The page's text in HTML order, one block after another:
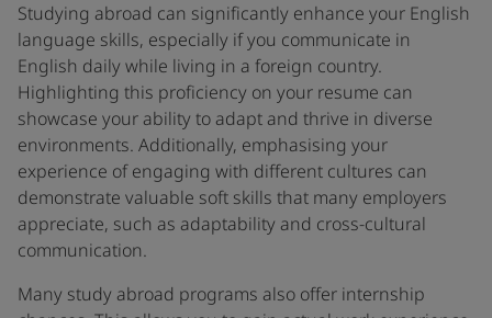
Studying abroad can significantly enhance your English
language skills, especially if you communicate in
English daily while living in a foreign country.
Highlighting this proficiency on your resume can
showcase your ability to adapt and thrive in diverse
environments. Additionally, emphasising your
experience of engaging with different cultures can
demonstrate valuable soft skills that many employers
appreciate, such as adaptability and cross-cultural
communication.
Many study abroad programs also offer internship